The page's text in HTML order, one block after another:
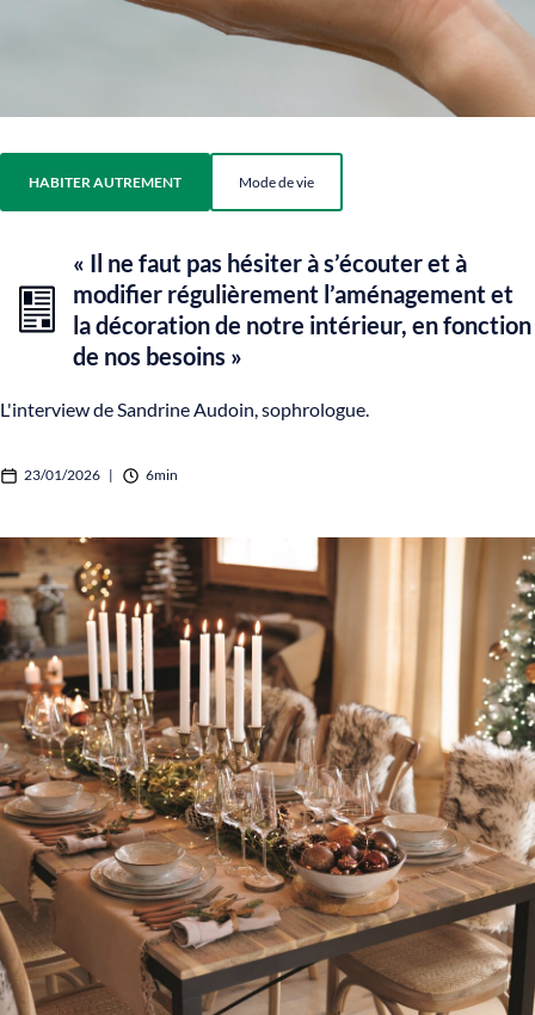
HABITER AUTREMENT Mode de vie
« Il ne faut pas hésiter à s’écouter et à
modifier régulièrement l’aménagement et
la décoration de notre intérieur, en fonction
de nos besoins »
L'interview de Sandrine Audoin, sophrologue.
23/01/2026 | 6min